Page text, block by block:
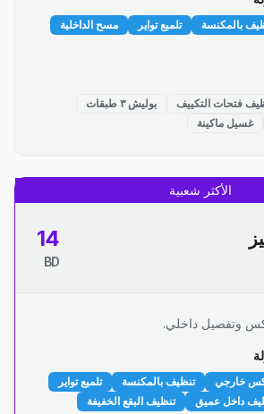
بالمكنسة تلميع تواير
مسح الداخلية
فتحات التكييف
بوليش ٣ طبقات
غسيل ماكينة
الأكثر شعبية
14
BD
وتفصيل داخلي.
خارجي تنظيف بالمكنسة
تلميع تواير
داخل عميق تنظيف البقع الخفيفة